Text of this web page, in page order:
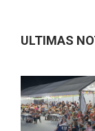
ULTIMAS